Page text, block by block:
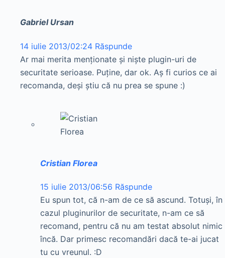
Gabriel Ursan
14 iulie 2013/02:24 Răspunde
Ar mai merita menționate și niște plugin-uri de
securitate serioase. Puține, dar ok. Aș fi curios ce ai
recomanda, deși știu că nu prea se spune :)
Cristian Florea
15 iulie 2013/06:56 Răspunde
Eu spun tot, că n-am de ce să ascund. Totuşi, în
cazul pluginurilor de securitate, n-am ce să
recomand, pentru că nu am testat absolut nimic
încă. Dar primesc recomandări dacă te-ai jucat
tu cu vreunul. :D